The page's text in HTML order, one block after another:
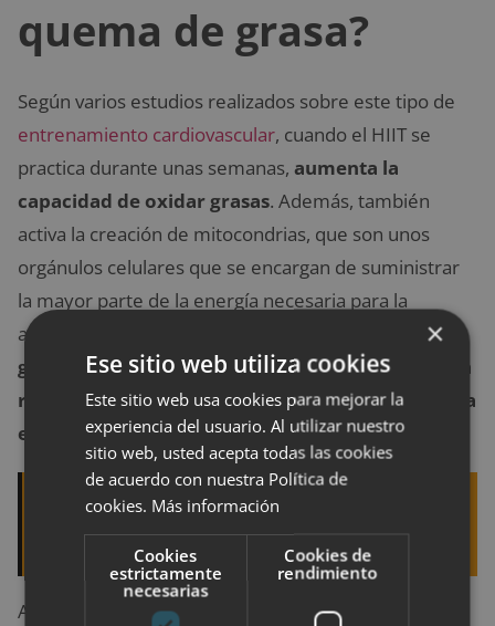
quema de grasa?
Según varios estudios realizados sobre este tipo de
entrenamiento cardiovascular, cuando el HIIT se
practica durante unas semanas, aumenta la
capacidad de oxidar grasas. Además, también
activa la creación de mitocondrias, que son unos
orgánulos celulares que se encargan de suministrar
la mayor parte de la energía necesaria para la
actividad celular, es decir,
glucosa. Cuando se metaboliza la glucosa,mejora la
resistencia; cuando se metaboliza la grasa,aumenta
el rendimiento.
Quizá te interese leer: Operación bikini:
prepárate ya con estos ejercicios y consejos
Además, se ha observado que este tipo de ejercicios
×
Ese sitio web utiliza cookies
Este sitio web usa cookies para mejorar la
experiencia del usuario. Al utilizar nuestro
sitio web, usted acepta todas las cookies
de acuerdo con nuestra Política de
cookies. Más información
Cookies
estrictamente
necesarias
Cookies de
rendimiento